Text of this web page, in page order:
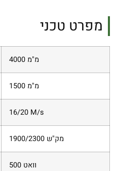
מפרט טכני
4000 מ"מ
1500 מ"מ
16/20 M/s
1900/2300 מק"ש
500 וואט